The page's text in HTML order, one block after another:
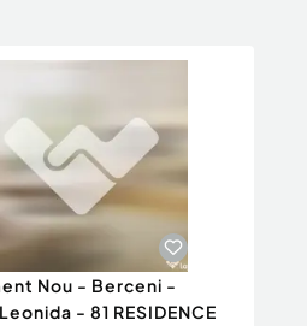
Nou - Berceni -
- 81 RESIDENCE